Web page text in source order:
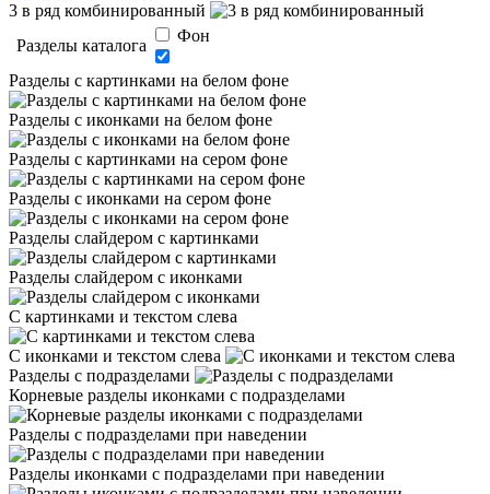
3 в ряд комбинированный
Разделы каталога
Фон
Разделы с картинками на белом фоне
Разделы с иконками на белом фоне
Разделы с картинками на сером фоне
Разделы с иконками на сером фоне
Разделы слайдером с картинками
Разделы слайдером с иконками
С картинками и текстом слева
С иконками и текстом слева
Разделы с подразделами
Корневые разделы иконками с подразделами
Разделы с подразделами при наведении
Разделы иконками с подразделами при наведении